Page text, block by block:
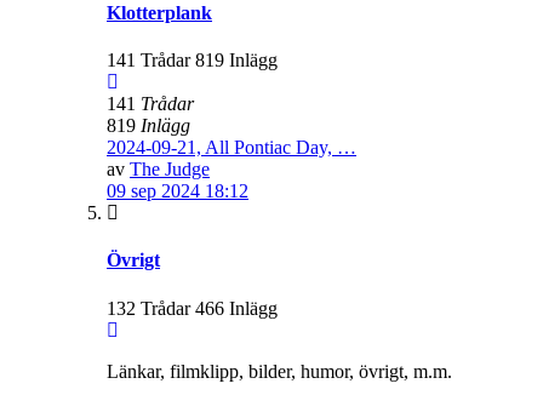
Klotterplank
141 Trådar 819 Inlägg
141 Trådar
819 Inlägg
2024-09-21, All Pontiac Day, …
av The Judge
09 sep 2024 18:12
Övrigt
132 Trådar 466 Inlägg
Länkar, filmklipp, bilder, humor, övrigt, m.m.